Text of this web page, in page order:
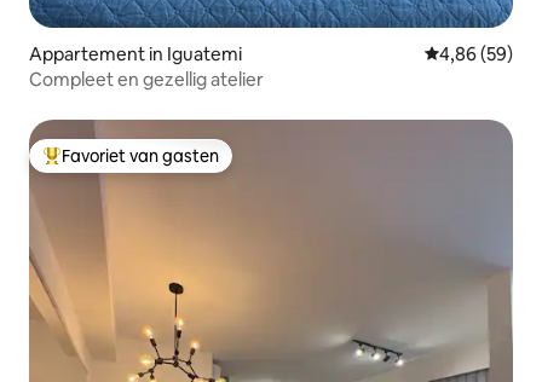
Appartement in Iguatemi Gemiddelde
4,86 (59)
Compleet en gezellig atelier
Topfavoriet van gasten
Favoriet van gasten